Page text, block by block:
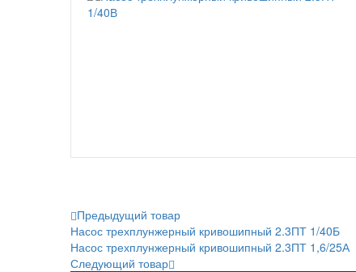
Предыдущий товар
Насос трехплунжерный кривошипный 2.3ПТ 1/40Б
Насос трехплунжерный кривошипный 2.3ПТ 1,6/25А
Следующий товар